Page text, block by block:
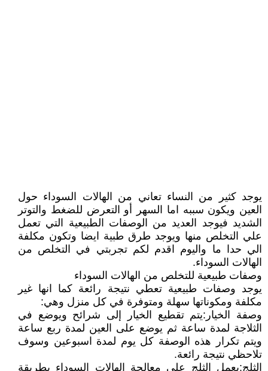
يوجد كثير من النساء تعاني من الهالات السوداء حول
العين ويكون سببه اما السهر أو التعرض للضغط والتوتر
الشديد فيوجد العديد من الوصفات الطبيعية التي تعمل
علي التخلص منها ويوجد طرق طبية ايضا وتكون مكلفة
الي حدا ما واليوم اقدم لكم تجربتي في التخلص من
الهالات السوداء.
وصفات طبيعية للتخلص من الهالات السوداء
يوجد وصفات طبيعية تعطي نتيجة رائعة كما انها غير
مكلفة ومكوناتها سهلة ومتوفرة في كل منزل وهي:
وصفة الخيار:يتم تقطيع الخيار إلى شرائح ويوضع في
الثلاجة لمدة ساعة ثم يوضع على العين لمدة ربع ساعة
ويتم تكرار هذه الوصفة كل يوم لمدة اسبوعين وسوف
تلاحظي نتيجة رائعة.
الثلج:يعمل الثلج على معالجة الهالات السوداء بطريقة